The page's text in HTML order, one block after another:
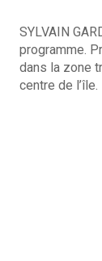
SYLVAIN
programme.
dans la zone
centre de
12
8